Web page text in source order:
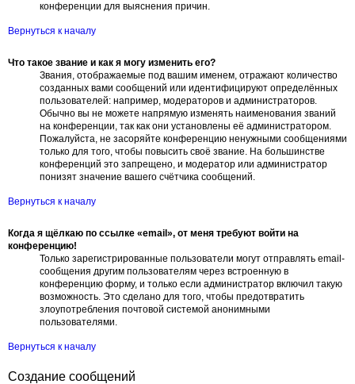
конференции для выяснения причин.
Вернуться к началу
Что такое звание и как я могу изменить его?
Звания, отображаемые под вашим именем, отражают количество
созданных вами сообщений или идентифицируют определённых
пользователей: например, модераторов и администраторов.
Обычно вы не можете напрямую изменять наименования званий
на конференции, так как они установлены её администратором.
Пожалуйста, не засоряйте конференцию ненужными сообщениями
только для того, чтобы повысить своё звание. На большинстве
конференций это запрещено, и модератор или администратор
понизят значение вашего счётчика сообщений.
Вернуться к началу
Когда я щёлкаю по ссылке «email», от меня требуют войти на
конференцию!
Только зарегистрированные пользователи могут отправлять email-
сообщения другим пользователям через встроенную в
конференцию форму, и только если администратор включил такую
возможность. Это сделано для того, чтобы предотвратить
злоупотребления почтовой системой анонимными
пользователями.
Вернуться к началу
Создание сообщений